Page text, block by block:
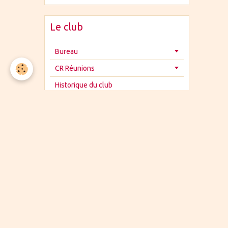
Le club
Bureau
CR Réunions
Historique du club